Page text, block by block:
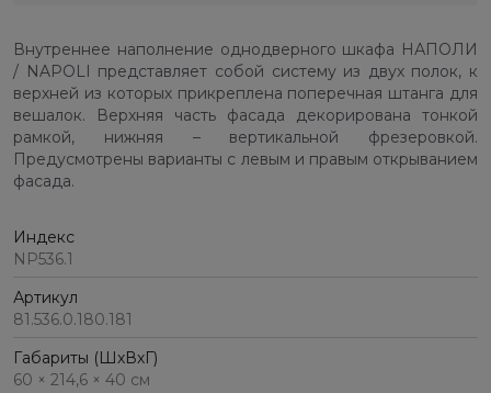
Внутреннее наполнение однодверного шкафа НАПОЛИ
/ NAPOLI представляет собой систему из двух полок, к
верхней из которых прикреплена поперечная штанга для
вешалок. Верхняя часть фасада декорирована тонкой
рамкой, нижняя – вертикальной фрезеровкой.
Предусмотрены варианты с левым и правым открыванием
фасада.
Индекс
NP536.1
Артикул
81.536.0.180.181
Габариты (ШхВхГ)
60 × 214,6 × 40 см